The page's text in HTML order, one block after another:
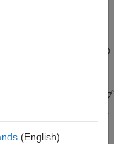
に変換するには、この
、およびサンプ
(English)